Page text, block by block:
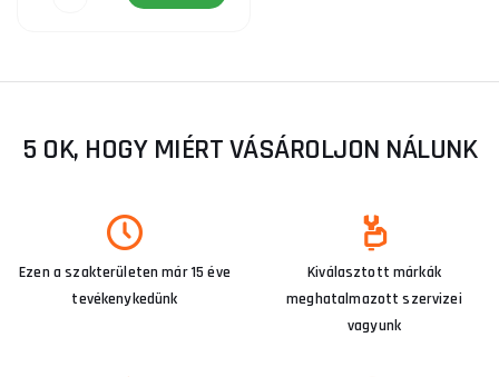
5 OK, HOGY MIÉRT VÁSÁROLJON NÁLUNK
Ezen a szakterületen már 15 éve
tevékenykedünk
Kiválasztott márkák
meghatalmazott szervizei
vagyunk